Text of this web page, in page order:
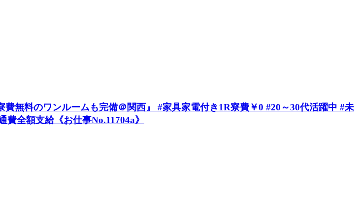
無料のワンルームも完備＠関西』 #家具家電付き1R寮費￥0 #20～30代活躍中 #未
全額支給《お仕事No.11704a》